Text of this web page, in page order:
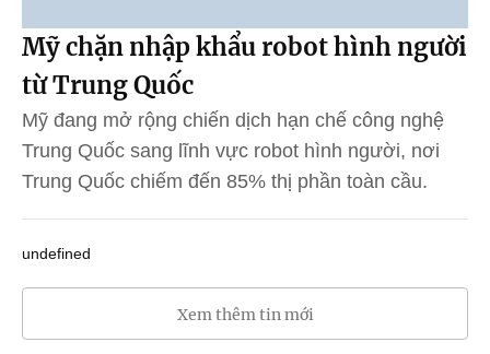
Mỹ chặn nhập khẩu robot hình người
từ Trung Quốc
Mỹ đang mở rộng chiến dịch hạn chế công nghệ
Trung Quốc sang lĩnh vực robot hình người, nơi
Trung Quốc chiếm đến 85% thị phần toàn cầu.
undefined
Xem thêm tin mới